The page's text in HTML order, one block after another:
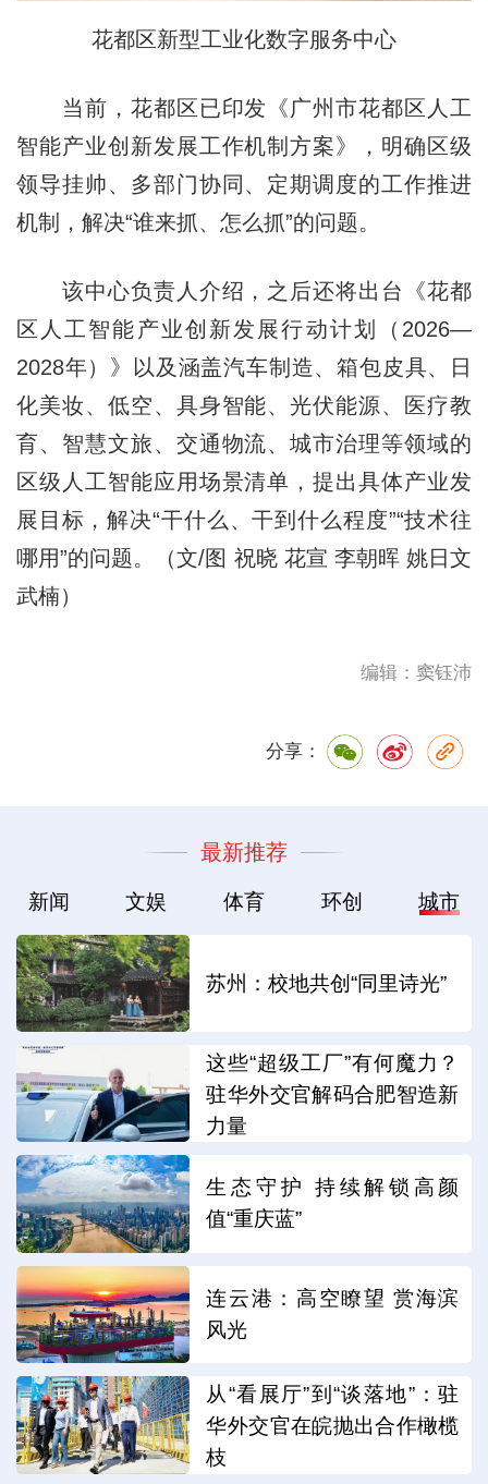
花都区新型工业化数字服务中心
当前，花都区已印发《广州市花都区人工
智能产业创新发展工作机制方案》，明确区级
领导挂帅、多部门协同、定期调度的工作推进
机制，解决“谁来抓、怎么抓”的问题。
该中心负责人介绍，之后还将出台《花都
区人工智能产业创新发展行动计划（2026—
2028年）》以及涵盖汽车制造、箱包皮具、日
化美妆、低空、具身智能、光伏能源、医疗教
育、智慧文旅、交通物流、城市治理等领域的
区级人工智能应用场景清单，提出具体产业发
展目标，解决“干什么、干到什么程度”“技术往
哪用”的问题。（文/图 祝晓 花宣 李朝晖 姚日文
武楠）
编辑：窦钰沛
分享：
最新推荐
新闻 文娱 体育 环创 城市
苏州：校地共创“同里诗光”
这些“超级工厂”有何魔力？
驻华外交官解码合肥智造新
力量
生态守护 持续解锁高颜
值“重庆蓝”
连云港：高空瞭望 赏海滨
风光
从“看展厅”到“谈落地”：驻
华外交官在皖抛出合作橄榄
枝